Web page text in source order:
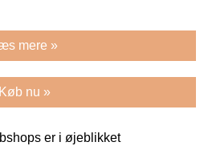
mere »
Køb nu »
er i øjeblikket